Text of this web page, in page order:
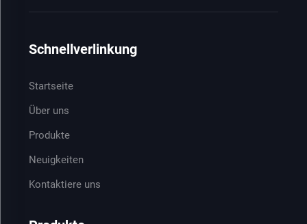
Schnellverlinkung
Startseite
Über uns
Produkte
Neuigkeiten
Kontaktiere uns